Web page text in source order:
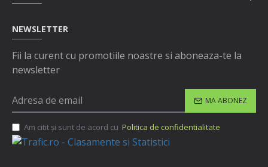
NEWSLETTER
Fii la curent cu promotiile noastre si aboneaza-te la
newsletter
MA ABONEZ
Am citit şi sunt de acord cu Politica de confidentialitate